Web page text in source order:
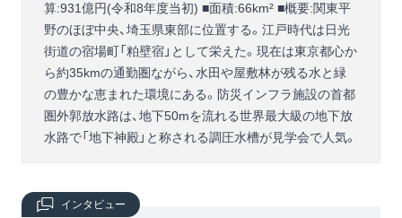
算:931億円(令和8年度当初) ■面積:66km² ■概要:関東平
野のほぼ中央、埼玉県東部に位置する。江戸時代は日光
街道の宿場町「粕壁宿」として栄えた。現在は東京都心か
ら約35kmの通勤圏ながら、水田や屋敷林が残る水と緑
の豊かな恵まれた環境にある。防災インフラ施設の首都
圏外郭放水路は、地下50mを流れる世界最大級の地下放
水路で「地下神殿」と称される調圧水槽が見学会で人気。
インタビュー